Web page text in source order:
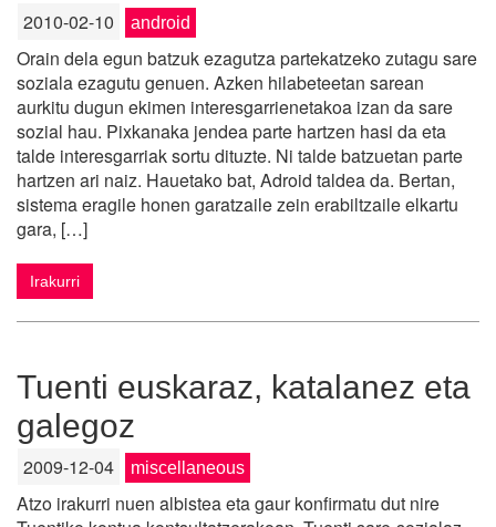
2010-02-10 android
Orain dela egun batzuk ezagutza partekatzeko zutagu sare
soziala ezagutu genuen. Azken hilabeteetan sarean
aurkitu dugun ekimen interesgarrienetakoa izan da sare
sozial hau. Pixkanaka jendea parte hartzen hasi da eta
talde interesgarriak sortu dituzte. Ni talde batzuetan parte
hartzen ari naiz. Hauetako bat, Adroid taldea da. Bertan,
sistema eragile honen garatzaile zein erabiltzaile elkartu
gara, […]
Irakurri
Tuenti euskaraz, katalanez eta
galegoz
2009-12-04 miscellaneous
Atzo irakurri nuen albistea eta gaur konfirmatu dut nire